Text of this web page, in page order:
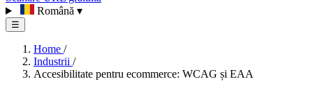
Română ▾
☰
Home /
Industrii /
Accesibilitate pentru ecommerce: WCAG și EAA